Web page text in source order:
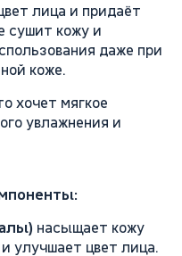
лица и придаёт
сушит кожу и
даже при
коже.
хочет мягкое
увлажнения и
насыщает кожу
улучшает цвет лица.